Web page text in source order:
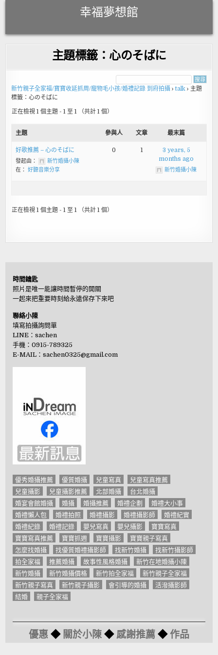
幸福夢想館
主題標籤：心のそばに
新竹親子全家福/寶寶收延抓周/寵物毛小孩/婚禮記錄 到府拍攝 › talk › 主題
標籤：心のそばに
正在檢視 1 個主題 - 1 至 1 （共計 1 個）
主題 參與人 文章 最末篇
好歌推薦 – 心のそばに
發起由：
新竹婚攝小陳
在：好聽音樂分享
0 1
3 years, 5
months ago
新竹婚攝小陳
正在檢視 1 個主題 - 1 至 1 （共計 1 個）
時間鑰匙
照片是唯一能讓時間暫停的開關
一起來把重要時刻給永遠保存下來吧
聯絡小陳
填寫拍攝詢問單
LINE：sachen
手機：0915-789325
E-MAIL：sachen0325@gmail.com
優秀婚攝推薦 優質婚攝 兒童寫真
兒童寫真推薦
兒童攝影
兒童攝影推薦 北部婚攝
台北婚攝
婚宴會館婚攝
婚攝 婚攝推薦 婚禮企劃
婚禮大小事
婚禮懶人包
婚禮拍照 婚禮攝影 婚禮攝影師
婚禮紀實
婚禮紀錄
婚禮記錄 嬰兒寫真 嬰兒攝影
寶寶寫真
寶寶寫真推薦
寶寶抓週 寶寶攝影
寶寶親子寫真
怎麼找婚攝
找優質婚禮攝影師 找新竹婚攝
找新竹攝影師
拍全家福
推薦婚攝 故事性風格婚攝
新竹在地婚攝小陳
新竹婚攝
新竹婚攝價格 新竹拍全家福
新竹親子全家福
新竹親子寫真
新竹親子攝影 會引導的婚攝
活潑攝影師
結婚
親子全家福
優惠◆ 關於小陳◆感謝推薦◆作品